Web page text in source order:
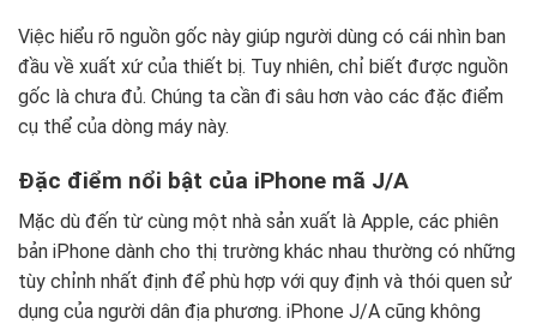
Việc hiểu rõ nguồn gốc này giúp người dùng có cái nhìn ban
đầu về xuất xứ của thiết bị. Tuy nhiên, chỉ biết được nguồn
gốc là chưa đủ. Chúng ta cần đi sâu hơn vào các đặc điểm
cụ thể của dòng máy này.
Đặc điểm nổi bật của iPhone mã J/A
Mặc dù đến từ cùng một nhà sản xuất là Apple, các phiên
bản iPhone dành cho thị trường khác nhau thường có những
tùy chỉnh nhất định để phù hợp với quy định và thói quen sử
dụng của người dân địa phương. iPhone J/A cũng không